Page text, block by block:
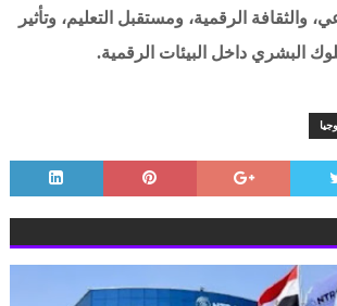
والثقافة الرقمية، ومستقبل التعليم، وتأثير
البشري داخل البيئات الرقمية.